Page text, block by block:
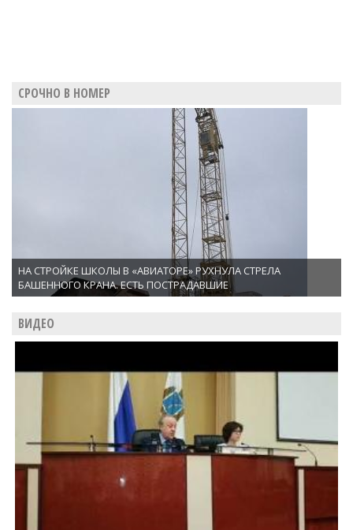
СРОЧНО В НОМЕР
НА СТРОЙКЕ ШКОЛЫ В «АВИАТОРЕ» РУХНУЛА СТРЕЛА
БАШЕННОГО КРАНА. ЕСТЬ ПОСТРАДАВШИЕ
ВИДЕО